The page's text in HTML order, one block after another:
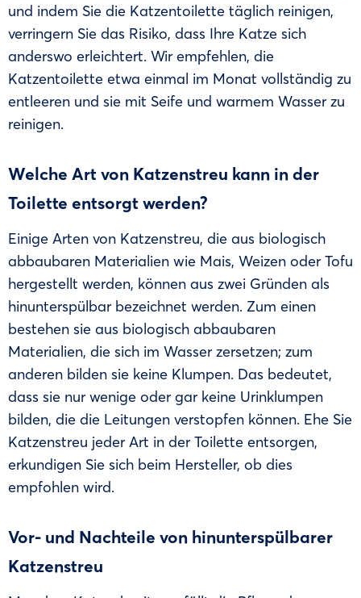
und indem Sie die Katzentoilette täglich reinigen,
verringern Sie das Risiko, dass Ihre Katze sich
anderswo erleichtert. Wir empfehlen, die
Katzentoilette etwa einmal im Monat vollständig zu
entleeren und sie mit Seife und warmem Wasser zu
reinigen.
Welche Art von Katzenstreu kann in der
Toilette entsorgt werden?
Einige Arten von Katzenstreu, die aus biologisch
abbaubaren Materialien wie Mais, Weizen oder Tofu
hergestellt werden, können aus zwei Gründen als
hinunterspülbar bezeichnet werden. Zum einen
bestehen sie aus biologisch abbaubaren
Materialien, die sich im Wasser zersetzen; zum
anderen bilden sie keine Klumpen. Das bedeutet,
dass sie nur wenige oder gar keine Urinklumpen
bilden, die die Leitungen verstopfen können. Ehe Sie
Katzenstreu jeder Art in der Toilette entsorgen,
erkundigen Sie sich beim Hersteller, ob dies
empfohlen wird.
Vor- und Nachteile von hinunterspülbarer
Katzenstreu